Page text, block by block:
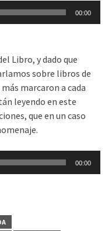
00:00
Libro, y dado que
sobre libros de
marcaron a cada
leyendo en este
que en un caso
00:00